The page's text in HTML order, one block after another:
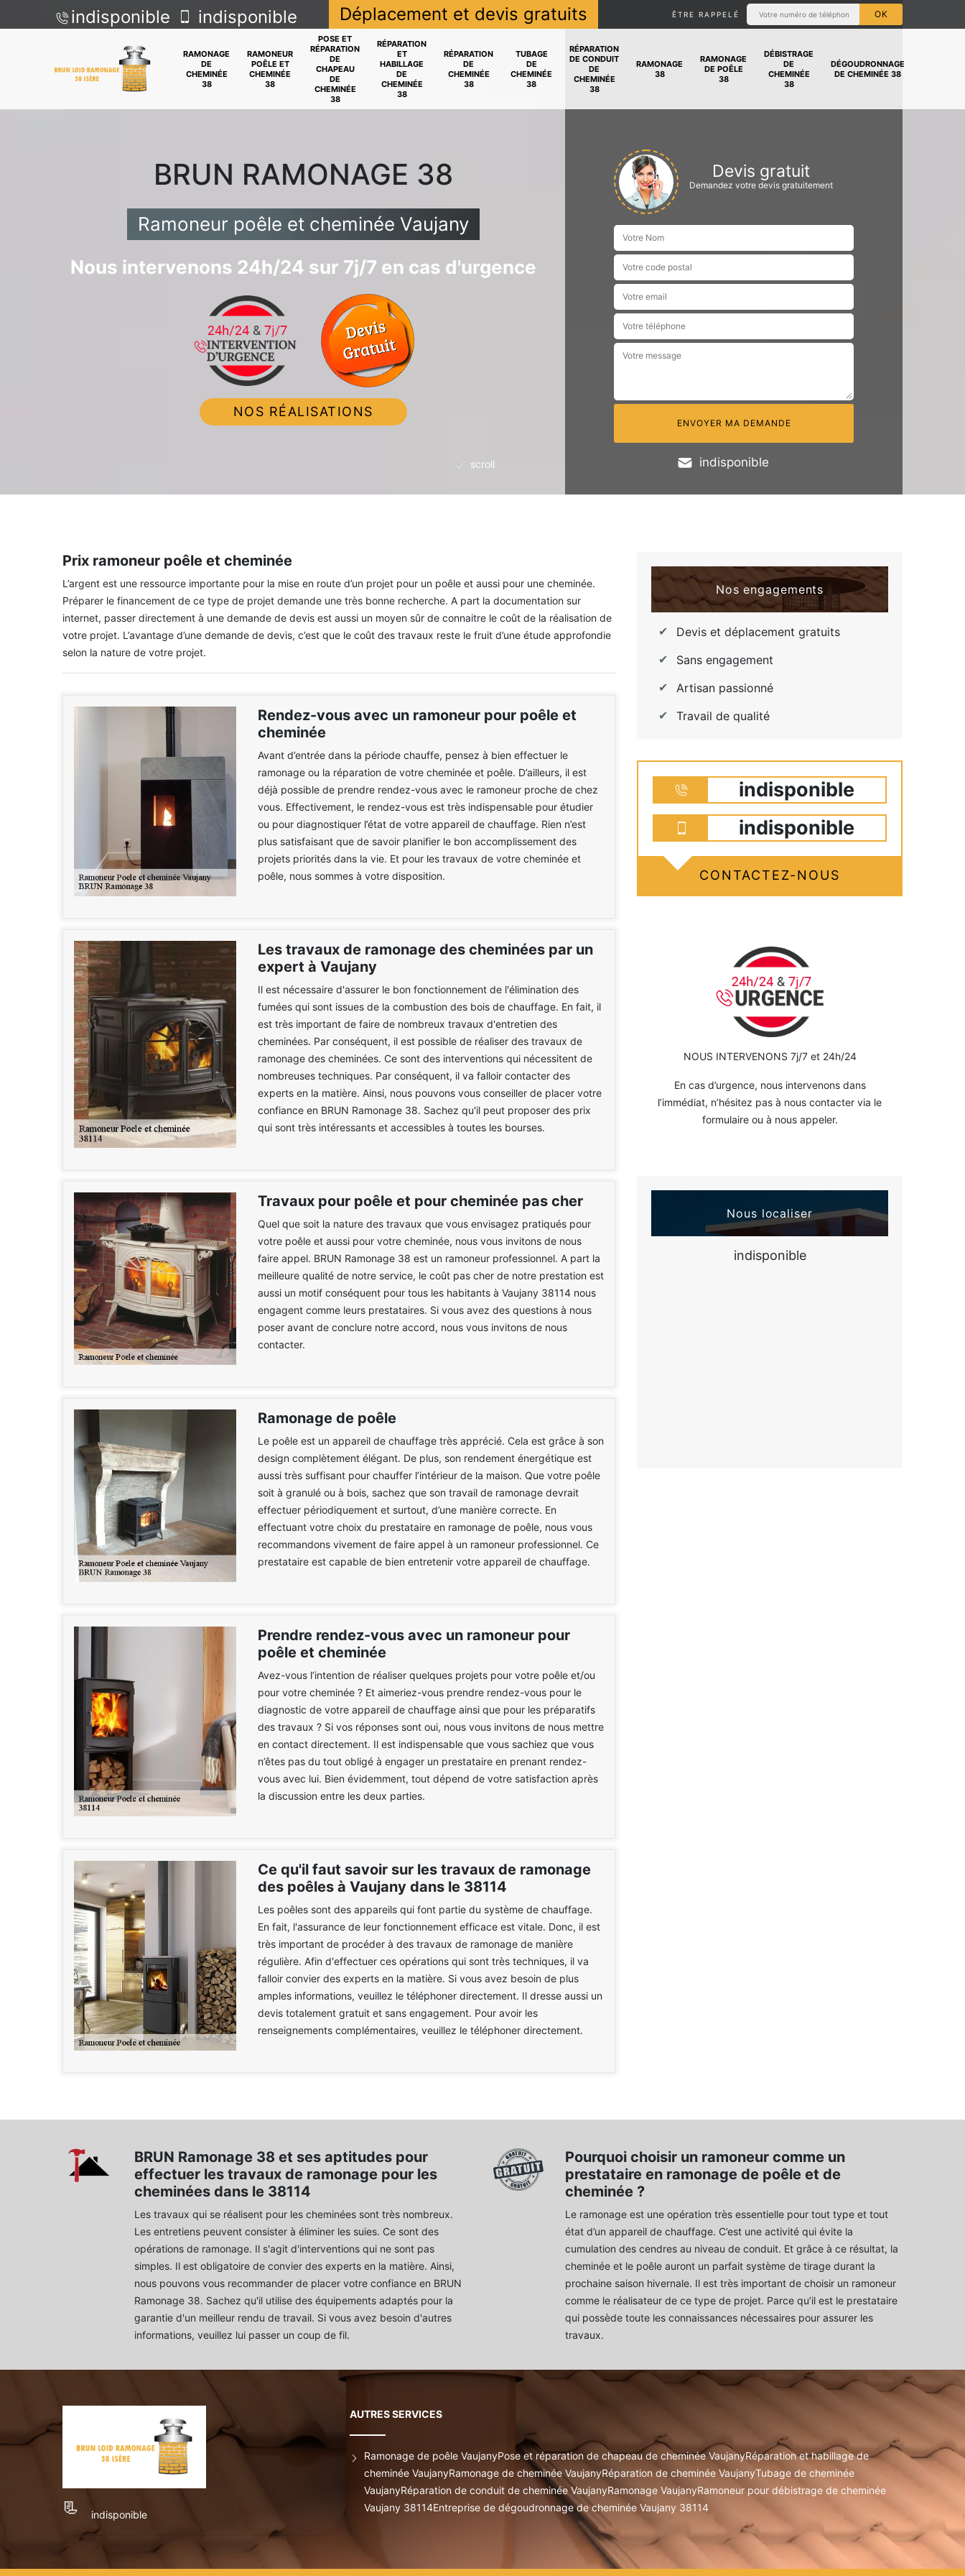
indisponible indisponible Déplacement et devis gratuits ÊTRE RAPPELÉ
RAMONAGE
DE
CHEMINÉE
38
RAMONEUR
POÊLE ET
CHEMINÉE
38
POSE ET
RÉPARATION
DE
CHAPEAU
DE
CHEMINÉE
38
RÉPARATION
ET
HABILLAGE
DE
CHEMINÉE
38
RÉPARATION
DE
CHEMINÉE
38
TUBAGE
DE
CHEMINÉE
38
RÉPARATION
DE CONDUIT
DE
CHEMINÉE
38
RAMONAGE
38
RAMONAGE
DE POÊLE
38
DÉBISTRAGE
DE
CHEMINÉE
38
DÉGOUDRONNAGE
DE CHEMINÉE 38
scroll
BRUN RAMONAGE 38
Ramoneur poêle et cheminée Vaujany
Nous intervenons 24h/24 sur 7j/7 en cas d'urgence
NOS RÉALISATIONS
Devis gratuit
Demandez votre devis gratuitement
indisponible
Prix ramoneur poêle et cheminée
L’argent est une ressource importante pour la mise en route d’un projet pour un poêle et aussi pour une cheminée.
Préparer le financement de ce type de projet demande une très bonne recherche. A part la documentation sur
internet, passer directement à une demande de devis est aussi un moyen sûr de connaitre le coût de la réalisation de
votre projet. L’avantage d’une demande de devis, c’est que le coût des travaux reste le fruit d’une étude approfondie
selon la nature de votre projet.
Rendez-vous avec un ramoneur pour poêle et
cheminée
Avant d’entrée dans la période chauffe, pensez à bien effectuer le
ramonage ou la réparation de votre cheminée et poêle. D’ailleurs, il est
déjà possible de prendre rendez-vous avec le ramoneur proche de chez
vous. Effectivement, le rendez-vous est très indispensable pour étudier
ou pour diagnostiquer l’état de votre appareil de chauffage. Rien n’est
plus satisfaisant que de savoir planifier le bon accomplissement des
projets priorités dans la vie. Et pour les travaux de votre cheminée et
poêle, nous sommes à votre disposition.
Les travaux de ramonage des cheminées par un
expert à Vaujany
Il est nécessaire d'assurer le bon fonctionnement de l'élimination des
fumées qui sont issues de la combustion des bois de chauffage. En fait, il
est très important de faire de nombreux travaux d'entretien des
cheminées. Par conséquent, il est possible de réaliser des travaux de
ramonage des cheminées. Ce sont des interventions qui nécessitent de
nombreuses techniques. Par conséquent, il va falloir contacter des
experts en la matière. Ainsi, nous pouvons vous conseiller de placer votre
confiance en BRUN Ramonage 38. Sachez qu'il peut proposer des prix
qui sont très intéressants et accessibles à toutes les bourses.
Travaux pour poêle et pour cheminée pas cher
Quel que soit la nature des travaux que vous envisagez pratiqués pour
votre poêle et aussi pour votre cheminée, nous vous invitons de nous
faire appel. BRUN Ramonage 38 est un ramoneur professionnel. A part la
meilleure qualité de notre service, le coût pas cher de notre prestation est
aussi un motif conséquent pour tous les habitants à Vaujany 38114 nous
engagent comme leurs prestataires. Si vous avez des questions à nous
poser avant de conclure notre accord, nous vous invitons de nous
contacter.
Ramonage de poêle
Le poêle est un appareil de chauffage très apprécié. Cela est grâce à son
design complètement élégant. De plus, son rendement énergétique est
aussi très suffisant pour chauffer l’intérieur de la maison. Que votre poêle
soit à granulé ou à bois, sachez que son travail de ramonage devrait
effectuer périodiquement et surtout, d’une manière correcte. En
effectuant votre choix du prestataire en ramonage de poêle, nous vous
recommandons vivement de faire appel à un ramoneur professionnel. Ce
prestataire est capable de bien entretenir votre appareil de chauffage.
Prendre rendez-vous avec un ramoneur pour
poêle et cheminée
Avez-vous l’intention de réaliser quelques projets pour votre poêle et/ou
pour votre cheminée ? Et aimeriez-vous prendre rendez-vous pour le
diagnostic de votre appareil de chauffage ainsi que pour les préparatifs
des travaux ? Si vos réponses sont oui, nous vous invitons de nous mettre
en contact directement. Il est indispensable que vous sachiez que vous
n’êtes pas du tout obligé à engager un prestataire en prenant rendez-
vous avec lui. Bien évidemment, tout dépend de votre satisfaction après
la discussion entre les deux parties.
Ce qu'il faut savoir sur les travaux de ramonage
des poêles à Vaujany dans le 38114
Les poêles sont des appareils qui font partie du système de chauffage.
En fait, l'assurance de leur fonctionnement efficace est vitale. Donc, il est
très important de procéder à des travaux de ramonage de manière
régulière. Afin d'effectuer ces opérations qui sont très techniques, il va
falloir convier des experts en la matière. Si vous avez besoin de plus
amples informations, veuillez le téléphoner directement. Il dresse aussi un
devis totalement gratuit et sans engagement. Pour avoir les
renseignements complémentaires, veuillez le téléphoner directement.
Nos engagements
Devis et déplacement gratuits
Sans engagement
Artisan passionné
Travail de qualité
indisponible
indisponible
CONTACTEZ-NOUS
NOUS INTERVENONS 7j/7 et 24h/24
En cas d’urgence, nous intervenons dans
l’immédiat, n’hésitez pas à nous contacter via le
formulaire ou à nous appeler.
Nous localiser
indisponible
BRUN Ramonage 38 et ses aptitudes pour
effectuer les travaux de ramonage pour les
cheminées dans le 38114
Les travaux qui se réalisent pour les cheminées sont très nombreux.
Les entretiens peuvent consister à éliminer les suies. Ce sont des
opérations de ramonage. Il s'agit d'interventions qui ne sont pas
simples. Il est obligatoire de convier des experts en la matière. Ainsi,
nous pouvons vous recommander de placer votre confiance en BRUN
Ramonage 38. Sachez qu'il utilise des équipements adaptés pour la
garantie d'un meilleur rendu de travail. Si vous avez besoin d'autres
informations, veuillez lui passer un coup de fil.
Pourquoi choisir un ramoneur comme un
prestataire en ramonage de poêle et de
cheminée ?
Le ramonage est une opération très essentielle pour tout type et tout
état d’un appareil de chauffage. C’est une activité qui évite la
cumulation des cendres au niveau de conduit. Et grâce à ce résultat, la
cheminée et le poêle auront un parfait système de tirage durant la
prochaine saison hivernale. Il est très important de choisir un ramoneur
comme le réalisateur de ce type de projet. Parce qu’il est le prestataire
qui possède toute les connaissances nécessaires pour assurer les
travaux.
indisponible
AUTRES SERVICES
Ramonage de poêle VaujanyPose et réparation de chapeau de cheminée VaujanyRéparation et habillage de
cheminée VaujanyRamonage de cheminée VaujanyRéparation de cheminée VaujanyTubage de cheminée
VaujanyRéparation de conduit de cheminée VaujanyRamonage VaujanyRamoneur pour débistrage de cheminée
Vaujany 38114Entreprise de dégoudronnage de cheminée Vaujany 38114